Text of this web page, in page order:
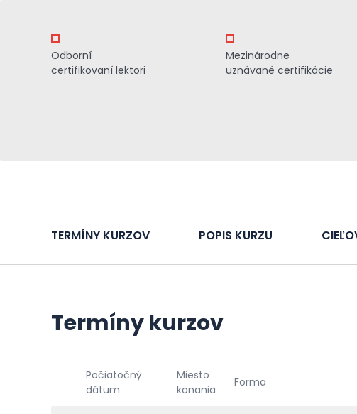
Odborní
certifikovaní lektori
Mezinárodne
uznávané certifikácie
TERMÍNY KURZOV POPIS KURZU
Termíny kurzov
Počiatočný
dátum
Miesto
konania
Forma